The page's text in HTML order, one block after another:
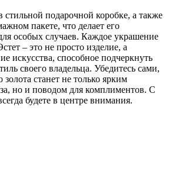
стильной подарочной коробке, а также
пакете, что делает его
особых случаев. Каждое украшение
– это не просто изделие, а
искусства, способное подчеркнуть
своего владельца. Убедитесь сами,
золота станет не только ярким
но и поводом для комплиментов. С
будете в центре внимания.